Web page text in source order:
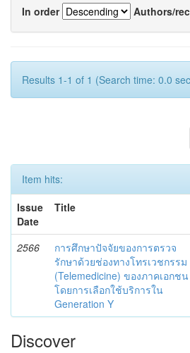
In order
Authors/
Results 1-1 of 1 (Search time: 0.0
Item hits:
Issue
Date
Title
2566
การศึกษาปัจจัยของการตรวจ
รักษาด้วยช่องทางโทรเวชกรรม
(Telemedicine) ของภาคเอกชน
โดยการเลือกใช้บริการใน
Generation Y
Discover